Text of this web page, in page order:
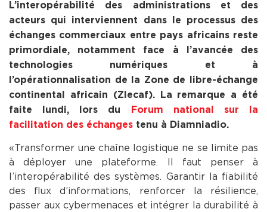
L’interopérabilité des administrations et des
acteurs qui interviennent dans le processus des
échanges commerciaux entre pays africains reste
primordiale, notamment face à l’avancée des
technologies numériques et à
l’opérationnalisation de la Zone de libre-échange
continental africain (Zlecaf). La remarque a été
faite lundi, lors du
Forum national sur la
facilitation des échanges tenu à Diamniadio.
« Transformer une chaîne logistique ne se limite pas
à déployer une plateforme. Il faut penser à
l’interopérabilité des systèmes. Garantir la fiabilité
des flux d’informations, renforcer la résilience,
passer aux cybermenaces et intégrer la durabilité à